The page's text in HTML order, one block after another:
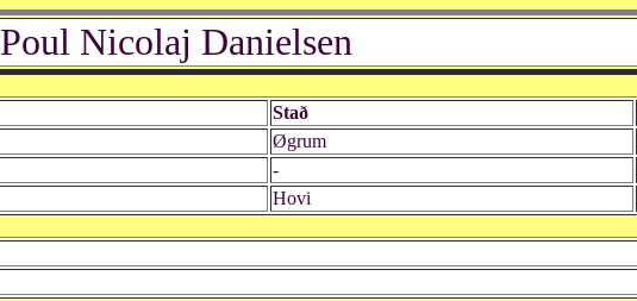
Poul Nicolaj Danielsen
Stað
Øgrum
-
Hovi